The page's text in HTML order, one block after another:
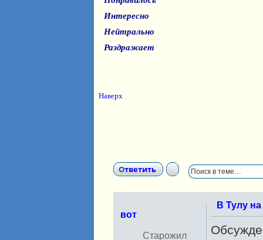
Интересно
Нейтрально
Раздражает
Наверх
Ответить
вот
Старожил
В Тулу